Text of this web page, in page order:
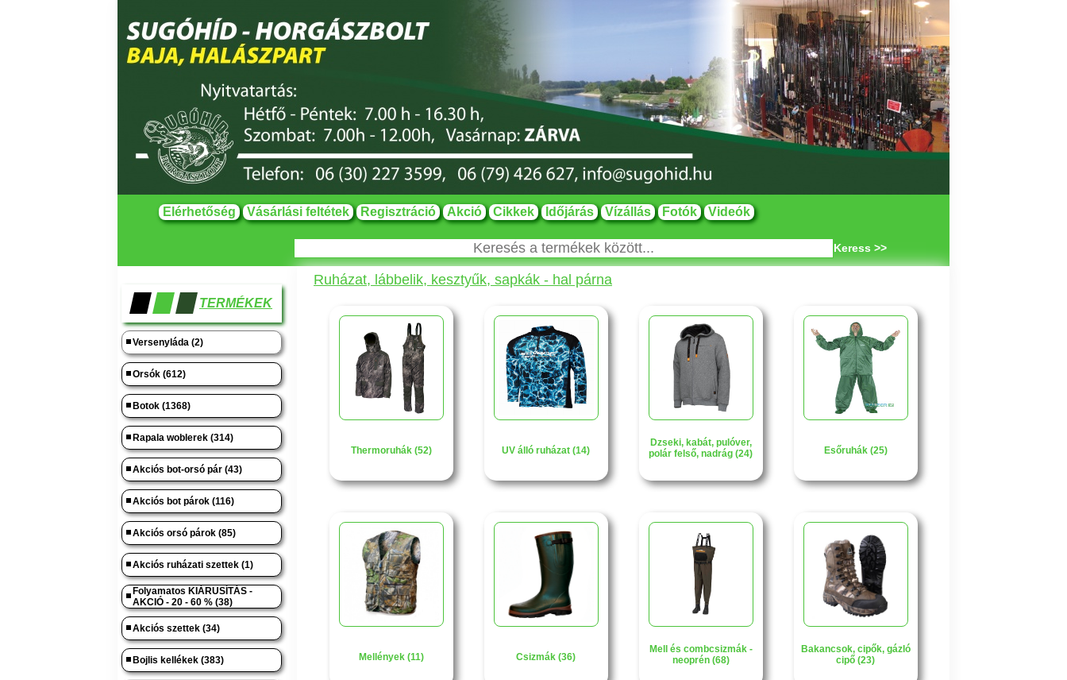
Elérhetőség Vásárlási feltétek Regisztráció Akció Cikkek Időjárás Vízállás Fotók Videók
Keress >>
TERMÉKEK
Versenyláda (2)
Orsók (612)
Botok (1368)
Rapala woblerek (314)
Akciós bot-orsó pár (43)
Akciós bot párok (116)
Akciós orsó párok (85)
Akciós ruházati szettek (1)
Folyamatos KIÁRUSÍTÁS -
AKCIÓ - 20 - 60 % (38)
Akciós szettek (34)
Bojlis kellékek (383)
Ruházat, lábbelik, kesztyűk, sapkák - hal párna
Thermoruhák (52) UV álló ruházat (14)
Dzseki, kabát, pulóver,
polár felső, nadrág (24)
Esőruhák (25)
Mellények (11) Csizmák (36)
Mell és combcsizmák -
neoprén (68)
Bakancsok, cipők, gázló
cipő (23)